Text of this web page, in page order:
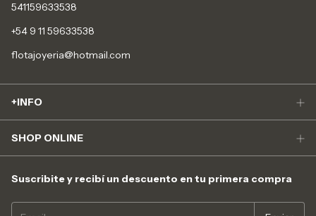
541159633538
+54 9 11 59633538
flotajoyeria@hotmail.com
+INFO
SHOP ONLINE
Suscribite y recibí un descuento en tu primera compra